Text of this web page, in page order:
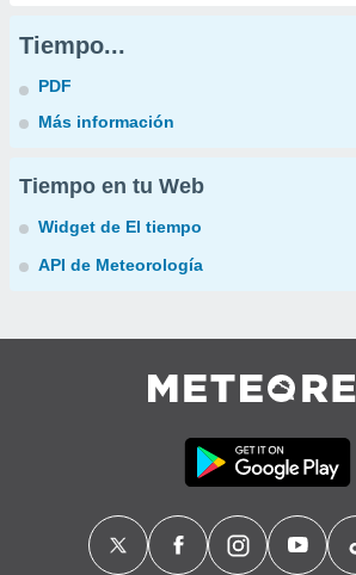
Tiempo...
PDF
Más información
Tiempo en tu Web
Widget de El tiempo
API de Meteorología